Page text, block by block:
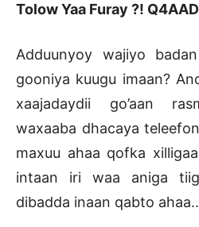
Tolow Yaa Furay ?! Q4AAD
Adduunyoy wajiyo
gooniya kuugu imaan?
xaajadaydii go’aan
waxaaba dhacaya
maxuu ahaa qofka
intaan iri waa aniga
dibadda inaan qabto ahaa..